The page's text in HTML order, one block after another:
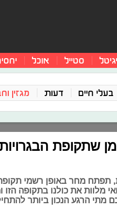
סטייל אוכל
בעלי חיים דעות מגזין
שתקופת
תפתח מחר באופן רשמי
מלוות את כולנו בתקופה הזו
מתי הרגע הנכון ביותר